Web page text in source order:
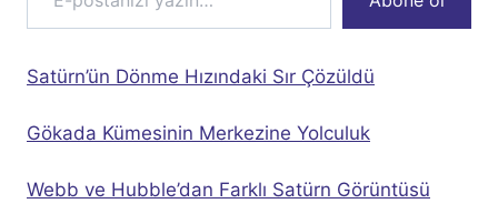
Satürn’ün Dönme Hızındaki Sır Çözüldü
Gökada Kümesinin Merkezine Yolculuk
Webb ve Hubble’dan Farklı Satürn Görüntüsü